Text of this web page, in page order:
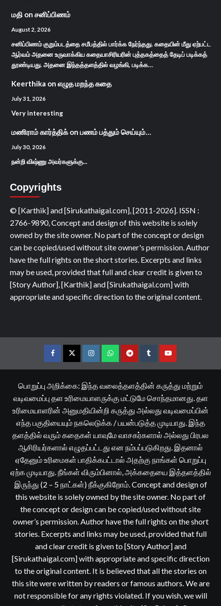
மதி on சனிப்பிணம்
August 2, 2026
சனிப்பிணம் குறும்படத்தை சமீபத்தில் பார்க்க நேர்ந்தது. கதையின் மீது ஏற்பட்ட
ஆர்வம் அதனை உருவாக்கிய கதையாசிரியரின் புத்தகத்தைத் தேடிப் படிக்கத்
தூண்டியது. அதனை இந்தத்தளத்தில் வழங்கி, படிக்க…
Keerthika on எழுத மறந்த கதை
July 31, 2026
Very interesting
மணிராம் கார்த்திக்on பணம் பத்தும் செய்யும்…
July 30, 2026
நன்றி விஷ்ணு அவர்களுக்கு...
Copyrights
© [Karthik] and [Sirukathaigal.com], [2011-2026]. ISSN :
2766-9890, Concept and design of this website is solely
owned by the site owner. No part of the concept or design
can be copied/used without site owner's permission. Author
have the full rights on the short stories. Excerpts and links
may be used, provided that full and clear credit is given to
[Story Author], [Karthik] and [Sirukathaigal.com] with
appropriate and specific direction to the original content.
FacebookTwitterInstagramWhatsappTelegramTumblrYouTube
பொறுப்பு அறிக்கை: இந்த வலைத்தளத்தின் கருத்து மற்றும்
வடிவமைப்பு தள உரிமையாளருக்கு மட்டுமே சொந்தமானது. தள
உரிமையாளரின் அனுமதியின்றி கருத்து அல்லது வடிவமைப்பின்
எந்த பகுதியையும் நகலெடுக்க / பயன்படுத்த முடியாது. இந்த
தளத்தில் வரும் கதைகள் யாவுமே வாசகர்களால் அல்லது பிரபல
ஆசிரியர்களால் எழுதப்பட்டது என நம்பப்படுகிறது. இதனால்
ஏதேனும் உரிமைகள் பாதிக்கபட்டால் அதற்கு நாங்கள் பொறுப்பு
ஏற்க முடியாது. நீங்கள் விரும்பினால், அக்கதையை இத்தளத்தில்
இருந்து (2 – 5 நாட்கள்) நீக்குகிறோம். Concept and design of
this website is solely owned by the site owner. No part of
the concept or design can be copied/used without site
owner’s permission. Author have the full rights on the short
stories. Excerpts and links may be used, provided that full
and clear credit is given to [Story Author] and
[Sirukathaigal.com] with appropriate and specific direction
to the original content. It is believed that all the stories on
this site were written by readers or famous authors. We are
not responsible for any rights violated. If you wish, we will